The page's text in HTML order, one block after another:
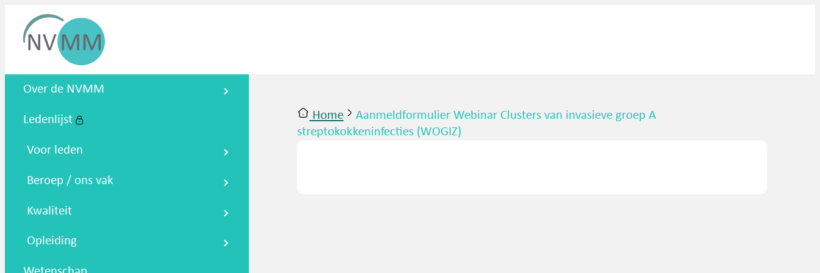
Nederlandse Vereniging voor
Contact Inloggen
Over de NVMM
Ledenlijst
Voor leden
Beroep / ons vak
Kwaliteit
Opleiding
Home
Aanmeldformulier Webinar Clusters van invasieve groep A
streptokokkeninfecties (WOGIZ)